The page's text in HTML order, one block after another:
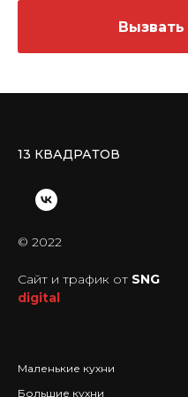
13 КВАДРАТОВ
© 2022
Сайт и трафик от SNG
digital
Маленькие кухни
Большие кухни